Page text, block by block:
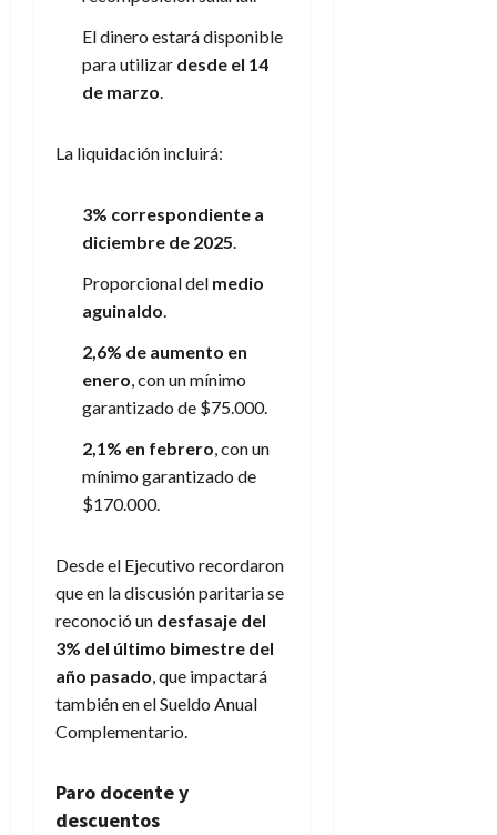
El dinero estará disponible
para utilizar desde el 14
de marzo.
La liquidación incluirá:
3% correspondiente a
diciembre de 2025.
Proporcional del medio
aguinaldo.
2,6% de aumento en
enero, con un mínimo
garantizado de $75.000.
2,1% en febrero, con un
mínimo garantizado de
$170.000.
Desde el Ejecutivo recordaron
que en la discusión paritaria se
reconoció un desfasaje del
3% del último bimestre del
año pasado, que impactará
también en el Sueldo Anual
Complementario.
Paro docente y
descuentos